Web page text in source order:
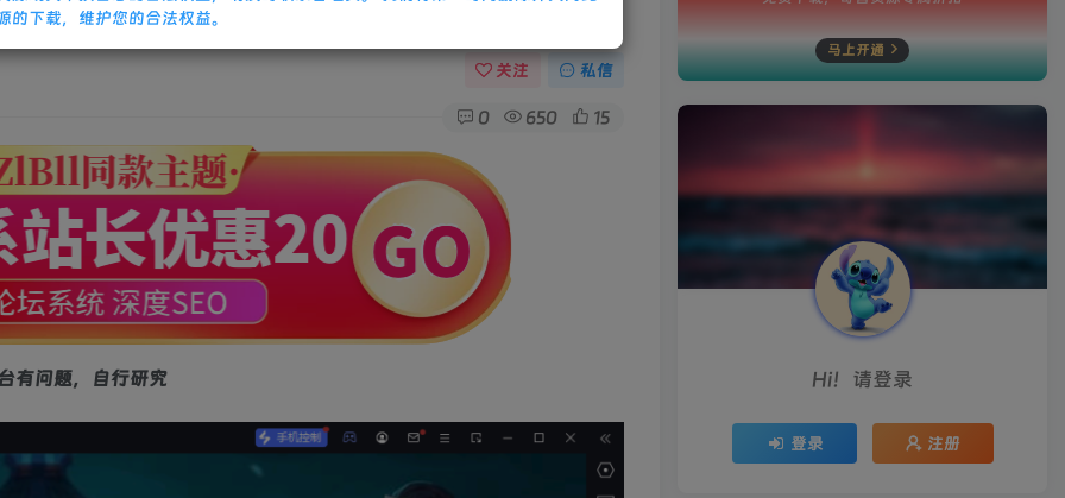
务端+安卓+教程
关注 私信
0 650 15
有问题，自行研究
马上开通
Hi！请登录
登录 注册
的下载，维护您的合法权益。